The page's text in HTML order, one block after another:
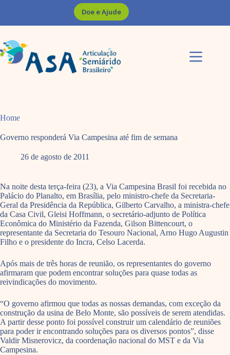
Doe e Ajude
Home
Governo responderá Via Campesina até fim de semana
26 de agosto de 2011
Na noite desta terça-feira (23), a Via Campesina Brasil foi recebida no
Palácio do Planalto, em Brasília, pelo ministro-chefe da Secretaria-
Geral da Presidência da República, Gilberto Carvalho, a ministra-chefe
da Casa Civil, Gleisi Hoffmann, o secretário-adjunto de Política
Econômica do Ministério da Fazenda, Gilson Bittencourt, o
representante da Secretaria do Tesouro Nacional, Arno Hugo Augustin
Filho e o presidente do Incra, Celso Lacerda.
Após mais de três horas de reunião, os representantes do governo
afirmaram que podem encontrar soluções para quase todas as
reivindicações do movimento.
“O governo afirmou que todas as nossas demandas, com exceção da
construção da usina de Belo Monte, são possíveis de serem atendidas.
A partir desse ponto foi possível construir um calendário de reuniões
para poder ir encontrando soluções para os diversos pontos”, disse
Valdir Misnerovicz, da coordenação nacional do MST e da Via
Campesina.